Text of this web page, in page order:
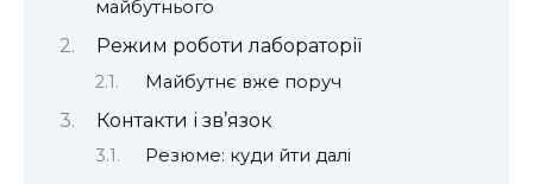
майбутнього
Режим роботи лабораторії
Майбутнє вже поруч
Контакти і зв’язок
Резюме: куди йти далі